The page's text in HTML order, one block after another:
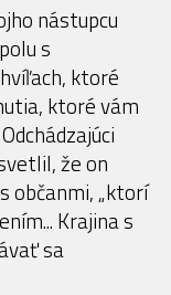
nástupcu
s
ktoré
ktoré vám
že on
občanmi, „ktorí
Krajina s
sa